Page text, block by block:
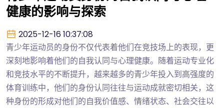
健康的影响与探索
2025-12-16 10:37:08
青少年运动员的身份不仅代表着他们在竞技场上的表现，更
深刻地影响着他们的自我认同与心理健康。随着运动专业化
和竞技水平的不断提升，越来越多的青少年投入到高强度的
体育训练中，他们的身份认同往往与运动成就密切相关，这
种身份的形成对他们的自我价值感、情绪状态、社会交往以